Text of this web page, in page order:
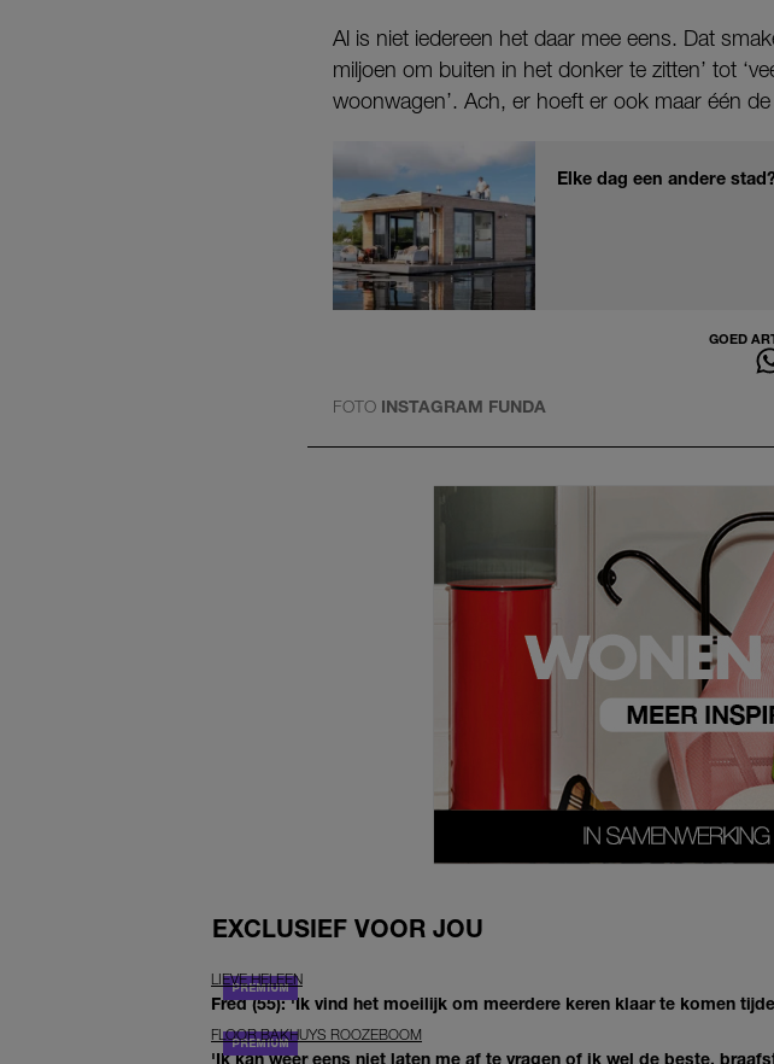
Al is niet iedereen het daar mee eens. Dat
miljoen om buiten in het donker te zitten’ tot
woonwagen’. Ach, er hoeft er ook maar één
Elke dag een andere
GOED
FOTO INSTAGRAM FUNDA
EXCLUSIEF VOOR JOU
LIEVE HELEEN
Fred (55): 'Ik vind het moeilijk om meerdere keren klaar te komen
FLOOR BAKHUYS ROOZEBOOM
'Ik kan weer eens niet laten me af te vragen of ik wel de beste,